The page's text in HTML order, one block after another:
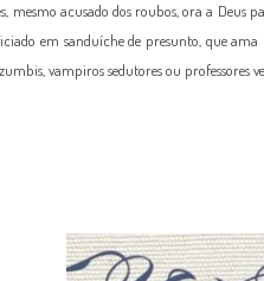
acusado dos roubos, ora a Deus
em sanduíche de presunto, que
vampiros sedutores ou professores